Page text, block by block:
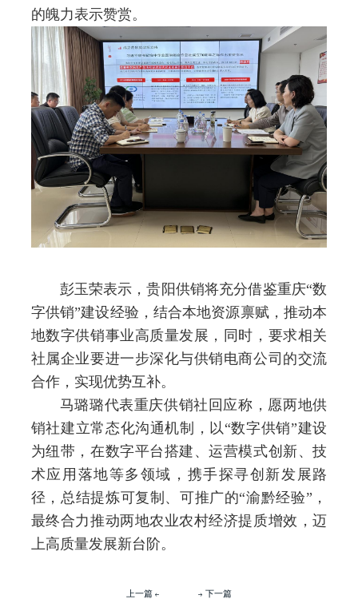
的魄力表示赞赏。
彭玉荣表示，贵阳供销将充分借鉴重庆“数
字供销”建设经验，结合本地资源禀赋，推动本
地数字供销事业高质量发展，同时，要求相关
社属企业要进一步深化与供销电商公司的交流
合作，实现优势互补。
马璐璐代表重庆供销社回应称，愿两地供
销社建立常态化沟通机制，以“数字供销”建设
为纽带，在数字平台搭建、运营模式创新、技
术应用落地等多领域，携手探寻创新发展路
径，总结提炼可复制、可推广的“渝黔经验”，
最终合力推动两地农业农村经济提质增效，迈
上高质量发展新台阶。
上一篇 下一篇